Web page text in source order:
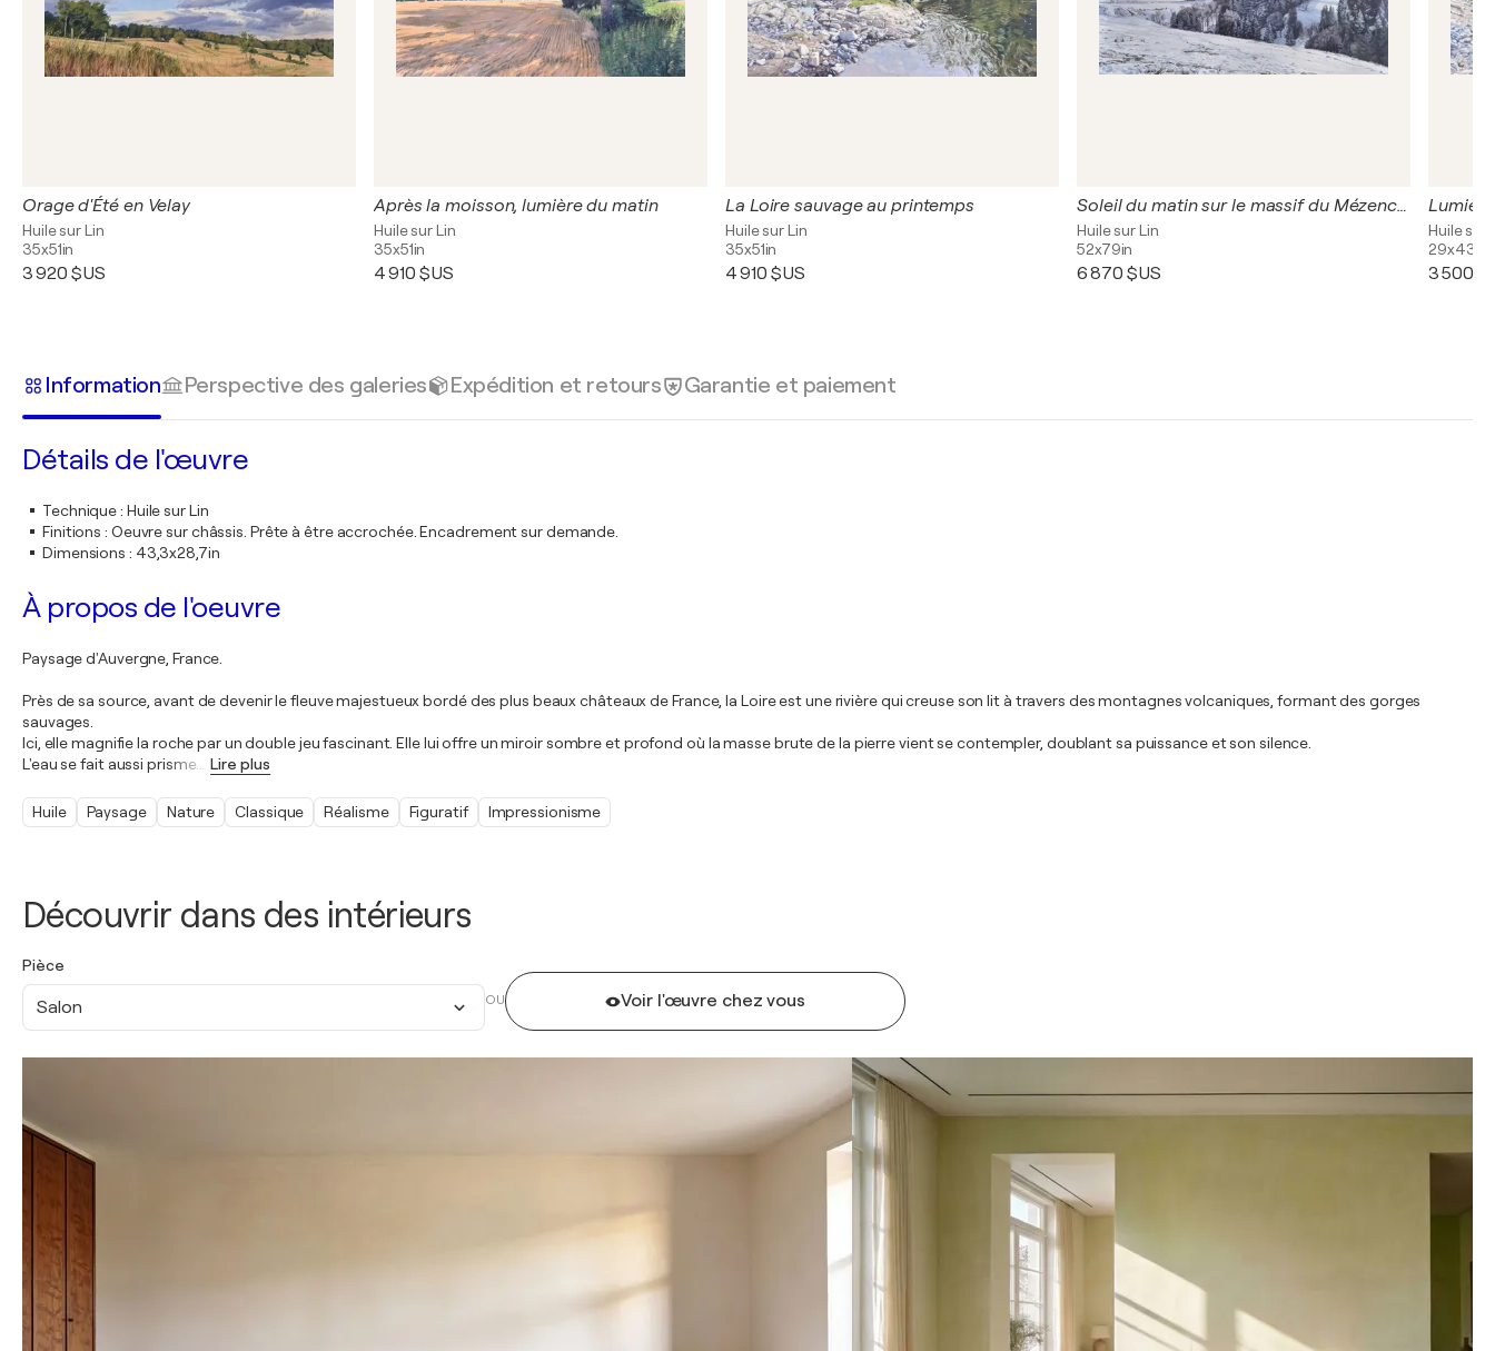
Découvrir dans des intérieurs
Pièce
Salon OU Voir l'œuvre chez vous
Orage d'Été en Velay
Huile sur Lin
35x51in
3 920 $US
Après la moisson, lumière du matin
Huile sur Lin
35x51in
4 910 $US
La Loire sauvage au printemps
Huile sur Lin
35x51in
4 910 $US
Soleil du matin sur le massif du Mézenc enneigé
Huile sur Lin
52x79in
6 870 $US
Huile sur
29x43in
3 500
Information Perspective des galeries Expédition et retours Garantie et paiement
Détails de l'œuvre
Technique: Huile sur Lin
Finitions : Oeuvre sur châssis. Prête à être accrochée. Encadrement sur demande.
Dimensions : 43,3x28,7in
À propos de l'oeuvre
Paysage d'Auvergne, France.
Près de sa source, avant de devenir le fleuve majestueux bordé des plus beaux châteaux de France, la Loire est une rivière qui creuse son lit à travers des montagnes volcaniques, formant des gorges
sauvages.
Ici, elle magnifie la roche par un double jeu fascinant. Elle lui offre un miroir sombre et profond où la masse brute de la pierre vient se contempler, doublant sa puissance et son silence.
L'eau se fait aussi prisme.
Lire plus
Huile Paysage Nature Classique Réalisme Figuratif Impressionisme